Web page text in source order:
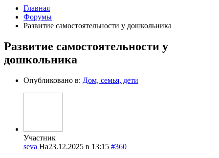
Главная
Форумы
Развитие самостоятельности у дошкольника
Развитие самостоятельности у
дошкольника
Опубликовано в: Дом, семья, дети
Участник
seva На23.12.2025 в 13:15 #360